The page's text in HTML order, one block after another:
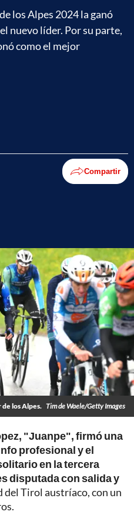
los Alpes 2024 la ganó
nuevo líder. Por su parte,
como el mejor
Compartir
de los Alpes. Tim de Waele/Getty Images
"Juanpe", firmó una
profesional y el
en la tercera
disputada con salida y
del Tirol austríaco, con un